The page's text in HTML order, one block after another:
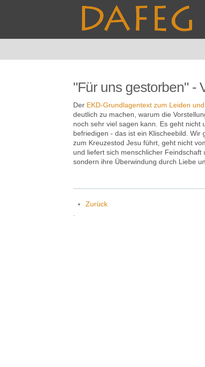
"Für uns gestorben" -
Der EKD-Grundlagentext zum Leiden
deutlich zu machen, warum die
noch sehr viel sagen kann. Es geht
befriedigen - das ist ein Klischeebild. Wir
zum Kreuzestod Jesu führt, geht nicht
und liefert sich menschlicher
sondern ihre Überwindung durch Liebe
Zurück